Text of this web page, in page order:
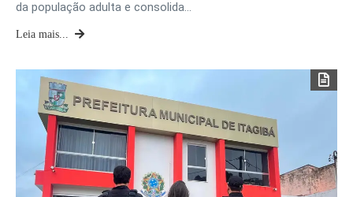
da população adulta e consolida…
Leia mais...